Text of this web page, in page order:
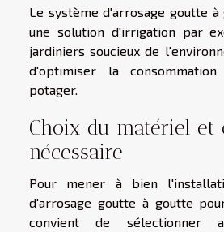
Le système d'arrosage goutte
une solution d'irrigation par
jardiniers soucieux de
d'optimiser la
potager.
Choix du matériel et
nécessaire
Pour mener à bien
d'arrosage goutte à goutte
convient de sélectionner